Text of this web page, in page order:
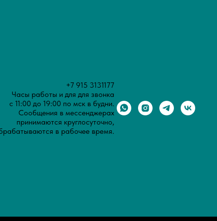
+7 915 3131177
Часы работы и для для звонка
с 11:00 до 19:00 по мск в будни.
Сообщения в мессенджерах
принимаются круглосуточно,
в рабочее время.